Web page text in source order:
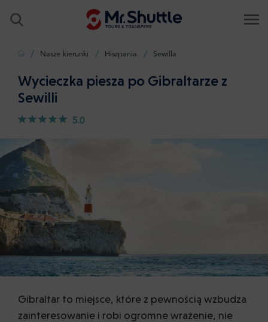
Strona główna
Nasze kierunki Hiszpania Sewilla
Wycieczka piesza po Gibraltarze z
Sewilli
5.0
Gibraltar to miejsce, które z pewnością wzbudza
zainteresowanie i robi ogromne wrażenie, nie